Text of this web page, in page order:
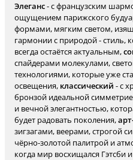
Элеганс- с французским
ощущением парижского
формами, мягким светом,
гармонии с природой - стиль,
всегда остаётся актуальным,
спайдерами молекулами,
технологиями, которые уже
освещения, классический - с
бронзой идеальной
и вечной элегантностью,
будет радовать поколения,
зигзагами, веерами, строгой
чёрно-золотой палитрой и
когда мир восхищался